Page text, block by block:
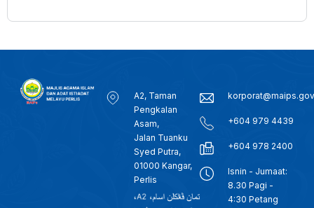
A2, Taman
Pengkalan
Asam,
Jalan Tuanku
Syed Putra,
01000 Kangar,
Perlis
+604 979 4439
+604 978 2400
Isnin - Jumaat:
8.30 Pagi -
4:30 Petang